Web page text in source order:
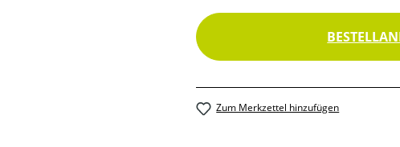
Zum Merkzettel hinzufügen